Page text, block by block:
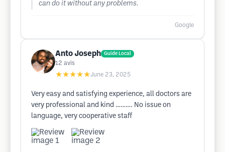
can do it without any problems.
Google
Anto Joseph Guide Local
12 avis
★★★★★June 23, 2025
Very easy and satisfying experience, all doctors are
very professional and kind ………. No issue on
language, very cooperative staff